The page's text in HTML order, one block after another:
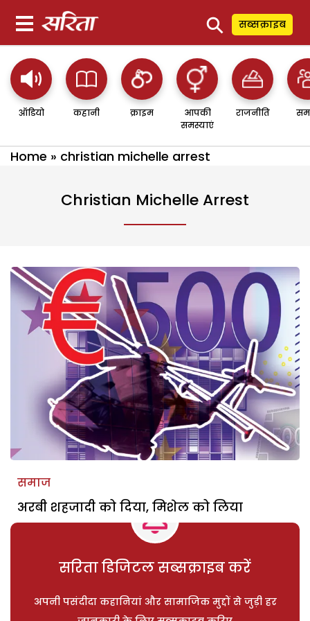
⚲ सब्सक्राइब
ऑडियो कहानी क्राइम
आपकी
समस्याएं
राजनीति
Home » christian michelle arrest
Christian Michelle Arrest
समाज
अरबी शहजादी को दिया, मिशेल को लिया
सरिता डिजिटल सब्सक्राइब करें
अपनी पसंदीदा कहानियां और सामाजिक मुद्दों से जुड़ी हर